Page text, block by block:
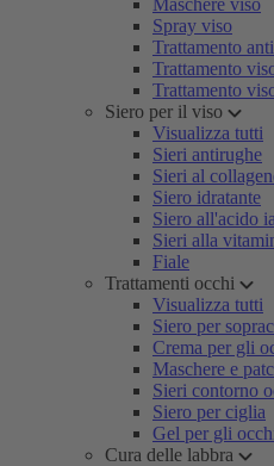
Maschere viso
Spray viso
Trattamento
Trattamento
Trattamento
Siero per il viso
Visualizza tutti
Sieri antirughe
Sieri al
Siero idratante
Siero all'acido
Sieri alla
Fiale
Trattamenti occhi
Visualizza tutti
Siero per
Crema per gli
Maschere e
Sieri contorno
Siero per ciglia
Gel per gli
Cura delle labbra